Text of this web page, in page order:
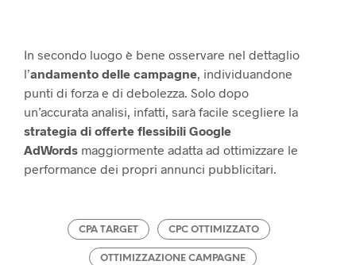
In secondo luogo è bene osservare nel dettaglio
l’andamento delle campagne, individuandone
punti di forza e di debolezza. Solo dopo
un’accurata analisi, infatti, sarà facile scegliere la
strategia di offerte flessibili Google
AdWords maggiormente adatta ad ottimizzare le
performance dei propri annunci pubblicitari.
CPA TARGET CPC OTTIMIZZATO
OTTIMIZZAZIONE CAMPAGNE